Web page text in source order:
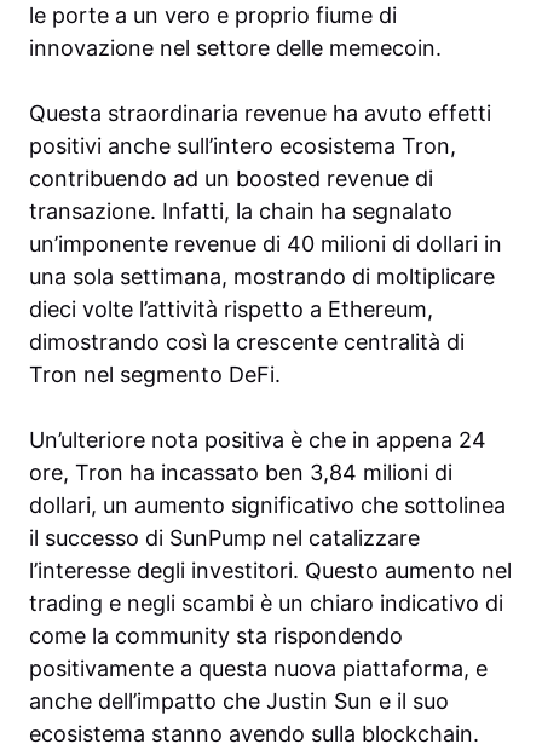
le porte a un vero e proprio fiume di
innovazione nel settore delle memecoin.
Questa straordinaria revenue ha avuto effetti
positivi anche sull’intero ecosistema Tron,
contribuendo ad un boosted revenue di
transazione. Infatti, la chain ha segnalato
un’imponente revenue di 40 milioni di dollari in
una sola settimana, mostrando di moltiplicare
dieci volte l’attività rispetto a Ethereum,
dimostrando così la crescente centralità di
Tron nel segmento DeFi.
Un’ulteriore nota positiva è che in appena 24
ore, Tron ha incassato ben 3,84 milioni di
dollari, un aumento significativo che sottolinea
il successo di SunPump nel catalizzare
l’interesse degli investitori. Questo aumento nel
trading e negli scambi è un chiaro indicativo di
come la community sta rispondendo
positivamente a questa nuova piattaforma, e
anche dell’impatto che Justin Sun e il suo
ecosistema stanno avendo sulla blockchain.